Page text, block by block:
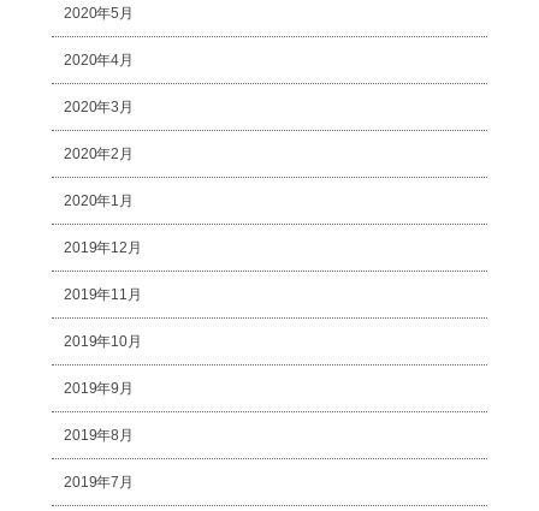
2020年5月
2020年4月
2020年3月
2020年2月
2020年1月
2019年12月
2019年11月
2019年10月
2019年9月
2019年8月
2019年7月